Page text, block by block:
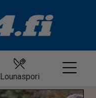
Lounaspori